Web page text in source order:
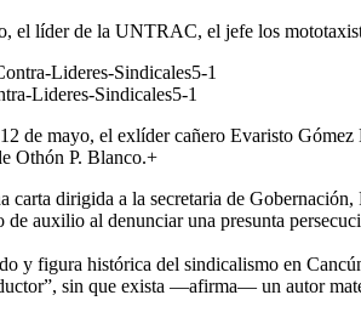
el líder de la UNTRAC, el jefe los
Lideres-Sindicales5-1
12 de mayo, el exlíder cañero Evaristo
Othón P. Blanco.+
carta dirigida a la secretaria de
de auxilio al denunciar una presunta
y figura histórica del sindicalismo en
sin que exista —afirma— un autor